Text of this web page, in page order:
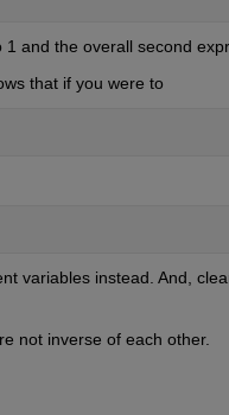
and the overall second
that if you were to
variables instead. And,
not inverse of each other.